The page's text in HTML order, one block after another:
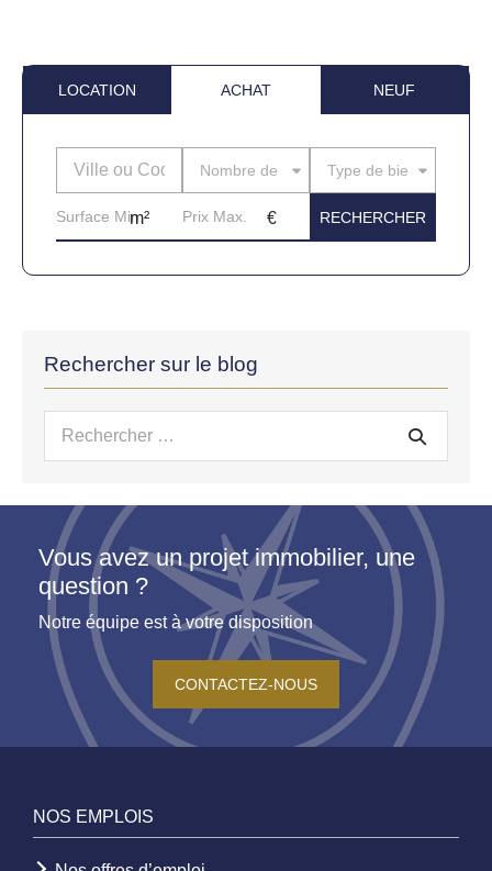
LOCATION ACHAT NEUF
Nombre de piècesType de bien
Rechercher sur le blog
Recherche
Vous avez un projet immobilier, une
question ?
Notre équipe est à votre disposition
CONTACTEZ-NOUS
NOS EMPLOIS